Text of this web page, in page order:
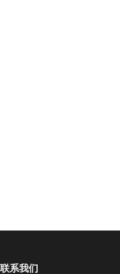
联系我们